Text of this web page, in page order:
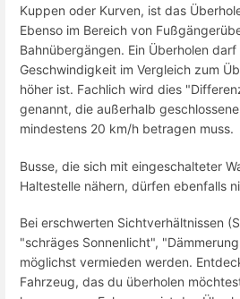
Kuppen oder Kurven, ist das
Ebenso im Bereich von
Bahnübergängen. Ein Überholen
Geschwindigkeit im Vergleich zum
höher ist. Fachlich wird dies
genannt, die außerhalb
mindestens 20 km/h betragen muss.
Busse, die sich mit eingeschalteter
Haltestelle nähern, dürfen ebenfalls
Bei erschwerten Sichtverhältnissen
"schräges Sonnenlicht",
möglichst vermieden werden.
Fahrzeug, das du überholen